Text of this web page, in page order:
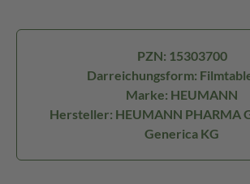
PZN: 15303700
Darreichungsform:
Marke: HEUMANN
Hersteller: HEUMANN PHARMA
Generica KG